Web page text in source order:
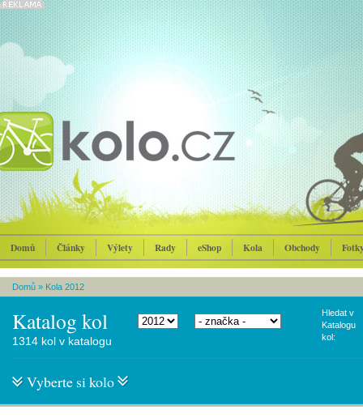
Domů Články Výlety Rady eShop Kola Obchody
Domů » Kola 2012
Katalog kol
Hledat v
Katalogu
kol:
1314 kol v katalogu
Vyberte si kolo